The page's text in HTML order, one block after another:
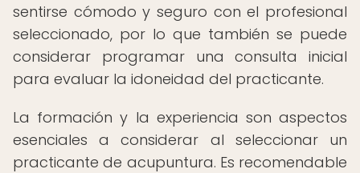
sentirse cómodo y seguro con el profesional
seleccionado, por lo que también se puede
considerar programar una consulta inicial
para evaluar la idoneidad del practicante.
La formación y la experiencia son aspectos
esenciales a considerar al seleccionar un
practicante de acupuntura. Es recomendable